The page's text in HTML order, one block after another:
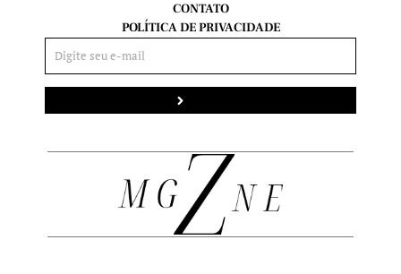
CONTATO
POLÍTICA DE PRIVACIDADE